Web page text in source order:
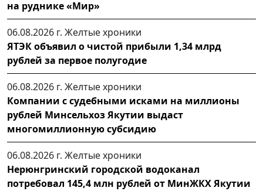
на руднике «Мир»
06.08.2026 г. Желтые хроники
ЯТЭК объявил о чистой прибыли 1,34 млрд
рублей за первое полугодие
06.08.2026 г. Желтые хроники
Компании с судебными исками на миллионы
рублей Минсельхоз Якутии выдаст
многомиллионную субсидию
06.08.2026 г. Желтые хроники
Нерюнгринский городской водоканал
потребовал 145,4 млн рублей от МинЖКХ Якутии